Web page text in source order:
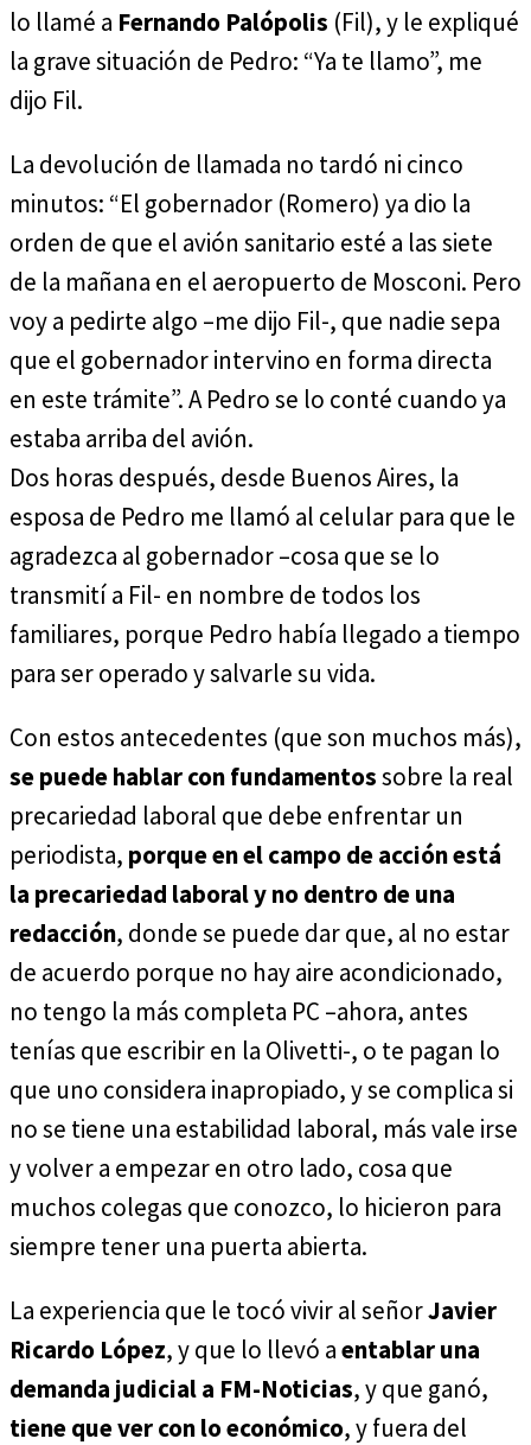
lo llamé a Fernando Palópolis (Fil), y le expliqué
la grave situación de Pedro: “Ya te llamo”, me
dijo Fil.
La devolución de llamada no tardó ni cinco
minutos: “El gobernador (Romero) ya dio la
orden de que el avión sanitario esté a las siete
de la mañana en el aeropuerto de Mosconi. Pero
voy a pedirte algo –me dijo Fil-, que nadie sepa
que el gobernador intervino en forma directa
en este trámite”. A Pedro se lo conté cuando ya
estaba arriba del avión.
Dos horas después, desde Buenos Aires, la
esposa de Pedro me llamó al celular para que le
agradezca al gobernador –cosa que se lo
transmití a Fil- en nombre de todos los
familiares, porque Pedro había llegado a tiempo
para ser operado y salvarle su vida.
Con estos antecedentes (que son muchos más),
se puede hablar con fundamentossobre la real
precariedad laboral que debe enfrentar un
periodista, porque en el campo de acción está
la precariedad laboral y no dentro de una
redacción, donde se puede dar que, al no estar
de acuerdo porque no hay aire acondicionado,
no tengo la más completa PC –ahora, antes
tenías que escribir en la Olivetti-, o te pagan lo
que uno considera inapropiado, y se complica si
no se tiene una estabilidad laboral, más vale irse
y volver a empezar en otro lado, cosa que
muchos colegas que conozco, lo hicieron para
siempre tener una puerta abierta.
La experiencia que le tocó vivir al señorJavier
Ricardo López, y que lo llevó aentablar una
demanda judicial a FM-Noticias, y que ganó,
tiene que ver con lo económico, y fuera del